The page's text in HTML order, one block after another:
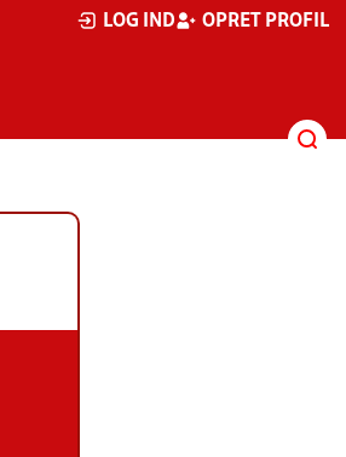
LOG IND OPRET PROFIL